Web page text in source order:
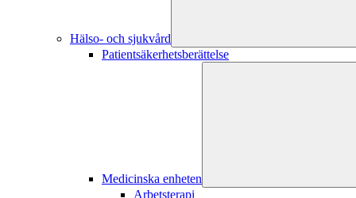
Hälso- och sjukvård
Patientsäkerhetsberättelse
Medicinska enheten
Arbetsterapi